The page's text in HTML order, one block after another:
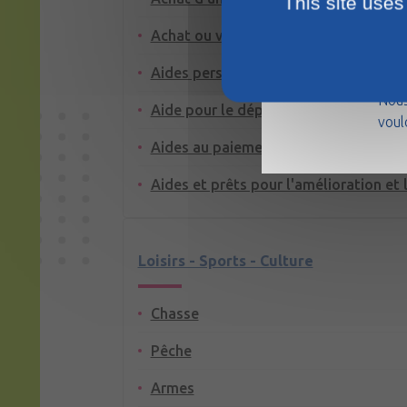
Achat ou vente d'un logement
Aides personnelles au logement
Aide pour le dépôt de garantie ou la
Aides au paiement des factures :
Aides et prêts pour l'amélioration et
Loisirs - Sports - Culture
Chasse
Pêche
Armes
La